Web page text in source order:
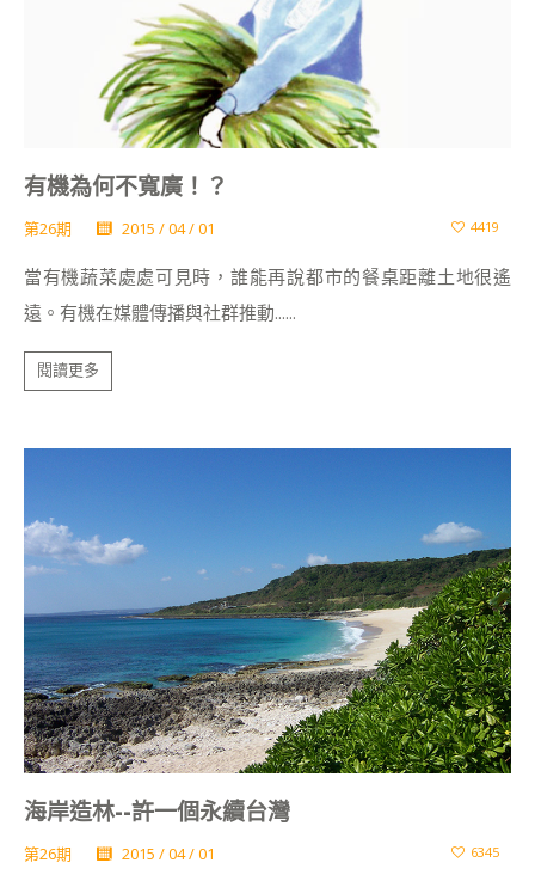
有機為何不寬廣！？
第26期 2015 / 04 / 01 4419
當有機蔬菜處處可見時，誰能再說都市的餐桌距離土地很遙
遠。有機在媒體傳播與社群推動......
閱讀更多
海岸造林--許一個永續台灣
第26期 2015 / 04 / 01 6345